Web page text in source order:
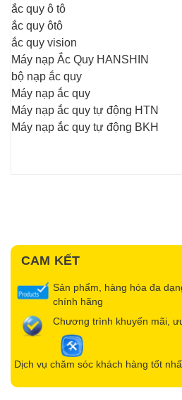
ắc quy ô tô
ắc quy ôtô
ắc quy vision
Máy nạp Ắc Quy HANSHIN
bộ nạp ắc quy
Máy nạp ắc quy
Máy nạp ắc quy tự động HTN
Máy nạp ắc quy tự động BKH
CAM KẾT
Sản phẩm, hàng hóa đa
chính hãng
Chương trình khuyến mãi,
Dịch vụ chăm sóc khách hàng tốt